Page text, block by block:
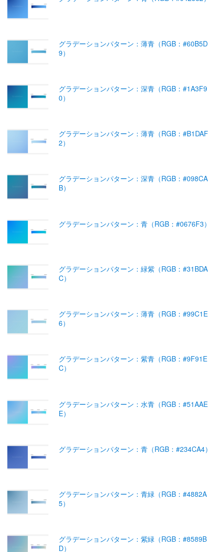
グラデーションパターン：薄青（RGB：#60B5D
9）
グラデーションパターン：深青（RGB：#1A3F9
0）
グラデーションパターン：薄青（RGB：#B1DAF
2）
グラデーションパターン：深青（RGB：#098CA
B）
グラデーションパターン：青（RGB：#0676F3）
グラデーションパターン：緑紫（RGB：#31BDA
C）
グラデーションパターン：薄青（RGB：#99C1E
6）
グラデーションパターン：紫青（RGB：#9F91E
C）
グラデーションパターン：水青（RGB：#51AAE
E）
グラデーションパターン：青（RGB：#234CA4）
グラデーションパターン：青緑（RGB：#4882A
5）
グラデーションパターン：紫緑（RGB：#8589B
D）